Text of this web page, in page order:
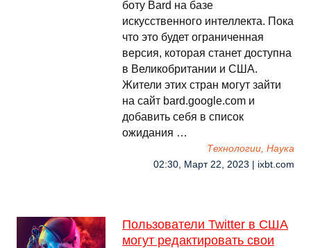
боту Bard на базе
искусственного интеллекта. Пока
что это будет ограниченная
версия, которая станет доступна
в Великобритании и США.
Жители этих стран могут зайти
на сайт bard.google.com и
добавить себя в список
ожидания …
Технологии, Наука
02:30, Март 22, 2023 | ixbt.com
Пользователи Twitter в США
могут редактировать свои